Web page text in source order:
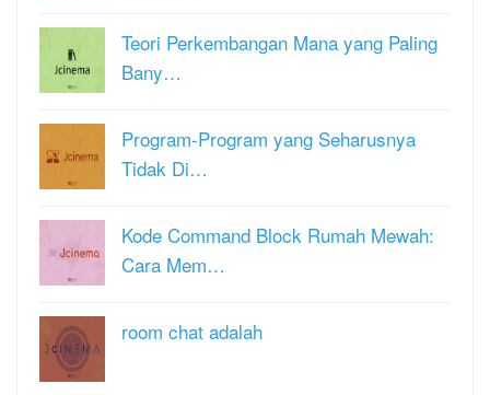
Teori Perkembangan Mana yang Paling
Bany…
Program-Program yang Seharusnya
Tidak Di…
Kode Command Block Rumah Mewah:
Cara Mem…
room chat adalah